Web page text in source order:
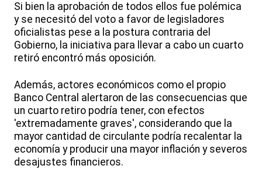
Si bien la aprobación de todos ellos fue polémica
y se necesitó del voto a favor de legisladores
oficialistas pese a la postura contraria del
Gobierno, la iniciativa para llevar a cabo un cuarto
retiró encontró más oposición.
Además, actores económicos como el propio
Banco Central alertaron de las consecuencias que
un cuarto retiro podría tener, con efectos
'extremadamente graves', considerando que la
mayor cantidad de circulante podría recalentar la
economía y producir una mayor inflación y severos
desajustes financieros.